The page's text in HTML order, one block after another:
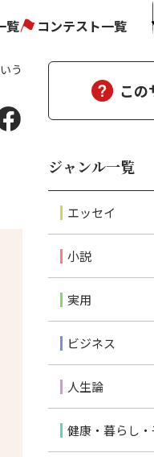
覧 コンテスト一覧
う
この
ジャンル一覧
エッセイ
小説
実用
ビジネス
人生論
健康・暮らし